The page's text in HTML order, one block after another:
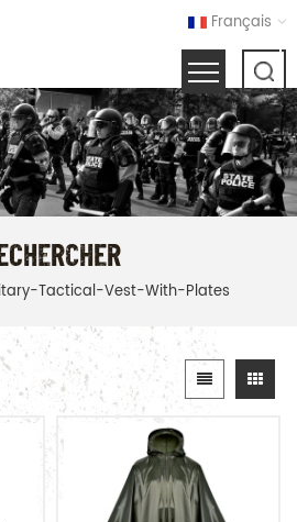
Français
Tactical-Vest-With-Plates